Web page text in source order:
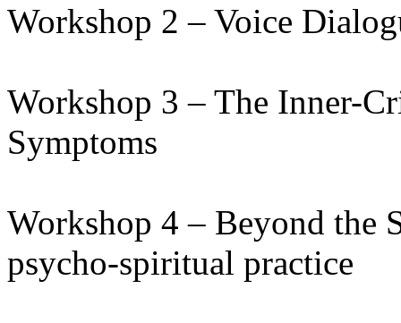
Workshop 2 – Voice
Workshop 3 – The Inner-
Symptoms
Workshop 4 – Beyond the
psycho-spiritual practice